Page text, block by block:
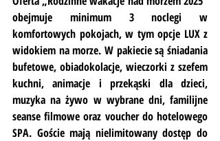
obejmuje minimum 3 noclegi w
komfortowych pokojach, w tym opcje LUX z
widokiem na morze. W pakiecie są śniadania
bufetowe, obiadokolacje, wieczorki z szefem
kuchni, animacje i przekąski dla dzieci,
muzyka na żywo w wybrane dni, familijne
seanse filmowe oraz voucher do hotelowego
SPA. Goście mają nielimitowany dostęp do